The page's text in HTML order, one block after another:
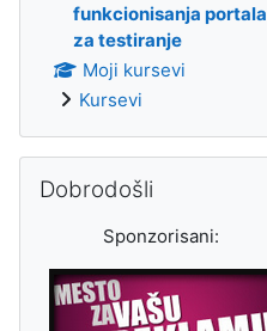
funkcionisanja portala
za testiranje
Moji kursevi
Kursevi
Dobrodošli
Sponzorisani: